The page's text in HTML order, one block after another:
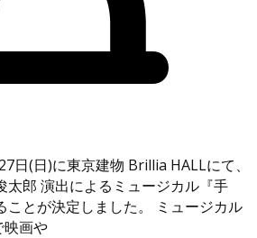
日(日)に東京建物 Brillia HALLにて、
太郎 演出によるミュージカル『手
ことが決定しました。 ミュージカル
映画や